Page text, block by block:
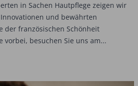
in Sachen Hautpflege zeigen wir
und bewährten
der französischen Schönheit
vorbei, besuchen Sie uns am...